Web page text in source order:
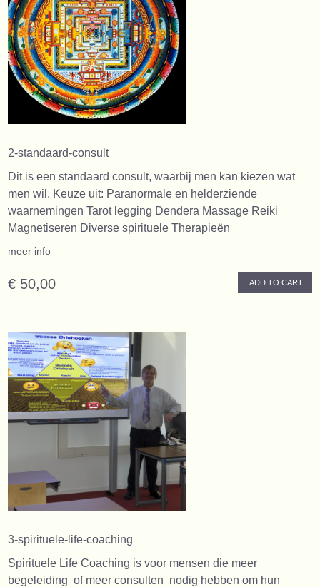
2-standaard-consult
Dit is een standaard consult, waarbij men kan kiezen wat
men wil. Keuze uit: Paranormale en helderziende
waarnemingen Tarot legging Dendera Massage Reiki
Magnetiseren Diverse spirituele Therapieën
meer info
€ 50,00 ADD TO CART
3-spirituele-life-coaching
Spirituele Life Coaching is voor mensen die meer
begeleiding of meer consulten nodig hebben om hun